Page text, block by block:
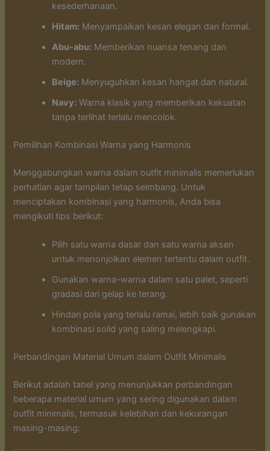
kesederhanaan.
Hitam: Menyampaikan kesan elegan dan formal.
Abu-abu: Memberikan nuansa tenang dan
modern.
Beige: Menyuguhkan kesan hangat dan natural.
Navy: Warna klasik yang memberikan kekuatan
tanpa terlihat terlalu mencolok.
Pemilihan Kombinasi Warna yang Harmonis
Menggabungkan warna dalam outfit minimalis memerlukan
perhatian agar tampilan tetap seimbang. Untuk
menciptakan kombinasi yang harmonis, Anda bisa
mengikuti tips berikut:
Pilih satu warna dasar dan satu warna aksen
untuk menonjolkan elemen tertentu dalam outfit.
Gunakan warna-warna dalam satu palet, seperti
gradasi dari gelap ke terang.
Hindari pola yang terlalu ramai, lebih baik gunakan
kombinasi solid yang saling melengkapi.
Perbandingan Material Umum dalam Outfit Minimalis
Berikut adalah tabel yang menunjukkan perbandingan
beberapa material umum yang sering digunakan dalam
outfit minimalis, termasuk kelebihan dan kekurangan
masing-masing: